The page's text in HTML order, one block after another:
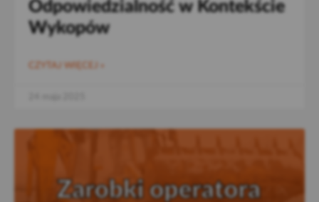
Odpowiedzialność w Kontekście
Wykopów
CZYTAJ WIĘCEJ »